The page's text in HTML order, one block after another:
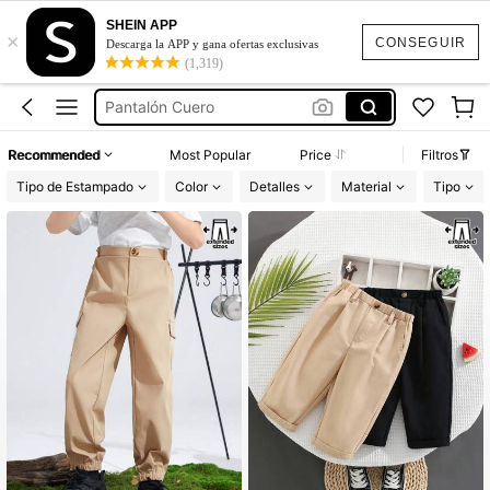
CONSEGUIR
×
SHEIN APP
Descarga la APP y gana ofertas exclusivas
(1,319)
Vestidos Elegantes Para Fiesta
Conjuntos De Niño
Pantalón Cuero
Vestidos Elegantes Para Fiesta
Conjuntos De Niño
Recommended Most Popular Price
Filtros
Tipo de Estampado
Color Detalles Material Tipo